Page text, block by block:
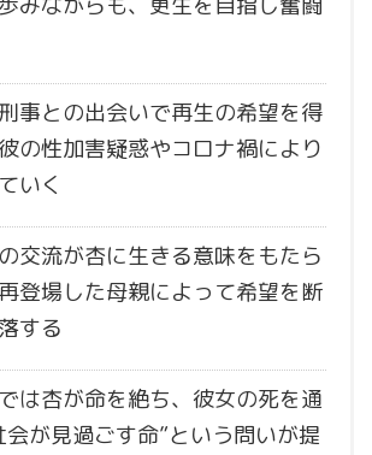
事との出会いで再生の希望を得
の性加害疑惑やコロナ禍により
いく
交流が杏に生きる意味をもたら
登場した母親によって希望を断
する
は杏が命を絶ち、彼女の死を通
会が見過ごす命”という問いが提